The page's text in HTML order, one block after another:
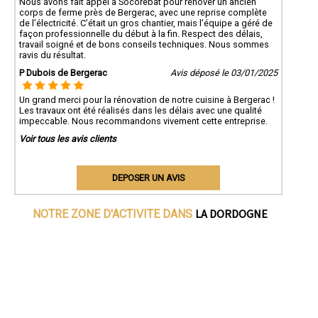
corps de ferme près de Bergerac, avec une reprise complète
de l’électricité. C’était un gros chantier, mais l’équipe a géré de
façon professionnelle du début à la fin. Respect des délais,
travail soigné et de bons conseils techniques. Nous sommes
ravis du résultat.
P Dubois de Bergerac
Avis déposé le 03/01/2025
Un grand merci pour la rénovation de notre cuisine à Bergerac !
Les travaux ont été réalisés dans les délais avec une qualité
impeccable. Nous recommandons vivement cette entreprise.
Voir tous les avis clients
DEPOSER UN AVIS
NOTRE ZONE D'ACTIVITE DANS LA DORDOGNE